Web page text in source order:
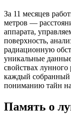
За 11 месяцев
метров —
аппарата,
поверхность,
радиационную
уникальные
свойствах
каждый собранный
пониманию тайн
Память о